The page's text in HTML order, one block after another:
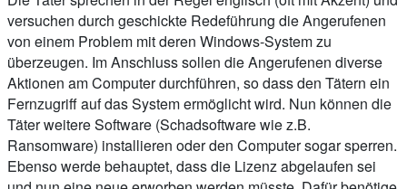
versuchen durch geschickte Redeführung die Angerufenen
von einem Problem mit deren Windows-System zu
überzeugen. Im Anschluss sollen die Angerufenen diverse
Aktionen am Computer durchführen, so dass den Tätern ein
Fernzugriff auf das System ermöglicht wird. Nun können die
Täter weitere Software (Schadsoftware wie z.B.
Ransomware) installieren oder den Computer sogar sperren.
Ebenso werde behauptet, dass die Lizenz abgelaufen sei